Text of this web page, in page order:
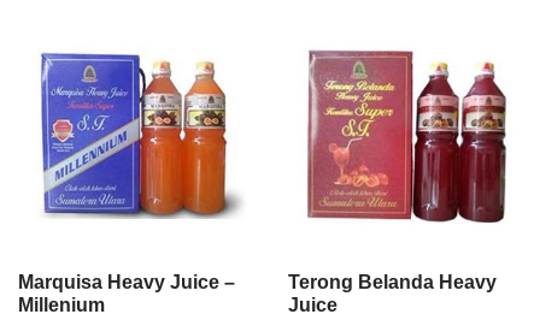
Marquisa Heavy Juice –
Millenium
Terong Belanda Heavy
Juice